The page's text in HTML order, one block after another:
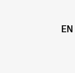
EN